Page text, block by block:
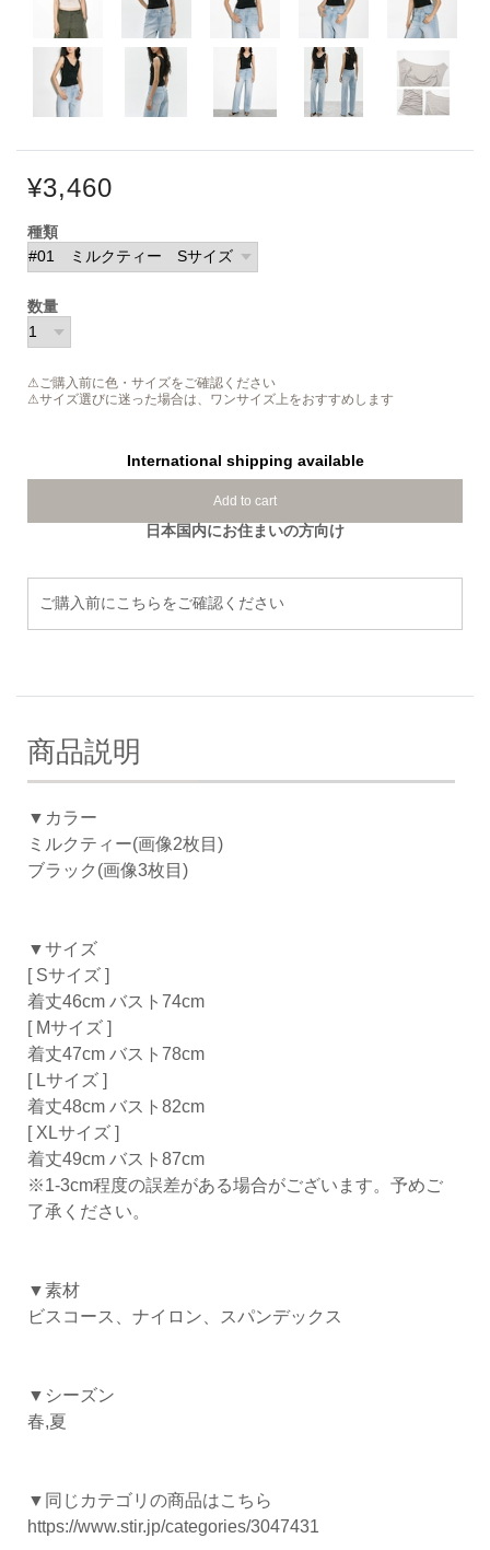
¥3,460
種類
数量
⚠ご購入前に色・サイズをご確認ください
⚠サイズ選びに迷った場合は、ワンサイズ上をおすすめします
International shipping available
Add to cart
日本国内にお住まいの方向け
ご購入前にこちらをご確認ください
商品説明
▼カラー
ミルクティー(画像2枚目)
ブラック(画像3枚目)
▼サイズ
[ Sサイズ ]
着丈46cm バスト74cm
[ Mサイズ ]
着丈47cm バスト78cm
[ Lサイズ ]
着丈48cm バスト82cm
[ XLサイズ ]
着丈49cm バスト87cm
※1-3cm程度の誤差がある場合がございます。予めご
了承ください。
▼素材
ビスコース、ナイロン、スパンデックス
▼シーズン
春,夏
▼同じカテゴリの商品はこちら
https://www.stir.jp/categories/3047431